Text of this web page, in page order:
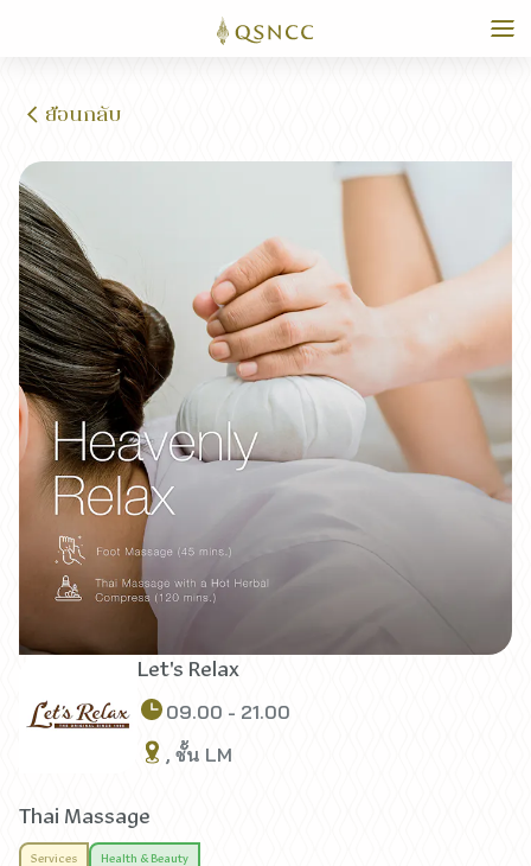
ย้อนกลับ
Let's Relax
09.00 - 21.00
, ชั้น LM
Thai Massage
Services Health & Beauty